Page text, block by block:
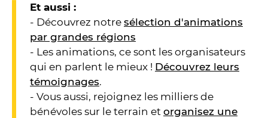
Et aussi :
- Découvrez notre sélection d'animations
par grandes régions
- Les animations, ce sont les organisateurs
qui en parlent le mieux ! Découvrez leurs
témoignages.
- Vous aussi, rejoignez les milliers de
bénévoles sur le terrain et organisez une